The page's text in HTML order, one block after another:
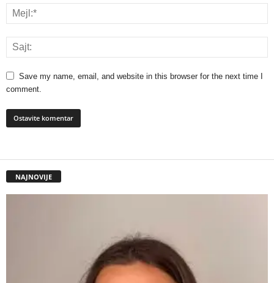
Save my name, email, and website in this browser for the next time I
comment.
NAJNOVIJE